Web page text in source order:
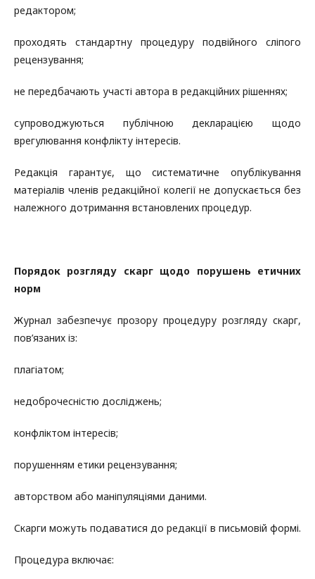
редактором;
проходять стандартну процедуру подвійного сліпого
рецензування;
не передбачають участі автора в редакційних рішеннях;
супроводжуються публічною декларацією щодо
врегулювання конфлікту інтересів.
Редакція гарантує, що систематичне опублікування
матеріалів членів редакційної колегії не допускається без
належного дотримання встановлених процедур.
Порядок розгляду скарг щодо порушень етичних
норм
Журнал забезпечує прозору процедуру розгляду скарг,
пов’язаних із:
плагіатом;
недоброчесністю досліджень;
конфліктом інтересів;
порушенням етики рецензування;
авторством або маніпуляціями даними.
Скарги можуть подаватися до редакції в письмовій формі.
Процедура включає: